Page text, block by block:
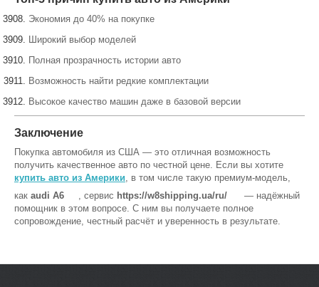
Экономия до 40% на покупке
Широкий выбор моделей
Полная прозрачность истории авто
Возможность найти редкие комплектации
Высокое качество машин даже в базовой версии
Заключение
Покупка автомобиля из США — это отличная возможность
получить качественное авто по честной цене. Если вы хотите
купить авто из Америки, в том числе такую премиум-модель,
как audi A6 , сервис https://w8shipping.ua/ru/
— надёжный
помощник в этом вопросе. С ним вы получаете полное
сопровождение, честный расчёт и уверенность в результате.